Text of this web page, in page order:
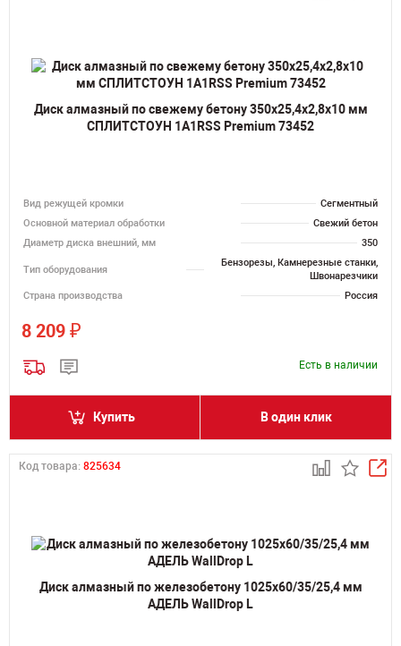
Диск алмазный по свежему бетону 350х25,4х2,8х10 мм
СПЛИТСТОУН 1A1RSS Premium 73452
Вид режущей кромки
Сегментный
Основной материал обработки
Свежий бетон
Диаметр диска внешний, мм
350
Тип оборудования
Бензорезы, Камнерезные станки,
Швонарезчики
Страна производства
Россия
8 209 ₽
Есть в наличии
Купить В один клик
Код товара: 825634
Диск алмазный по железобетону 1025х60/35/25,4 мм
АДЕЛЬ WallDrop L